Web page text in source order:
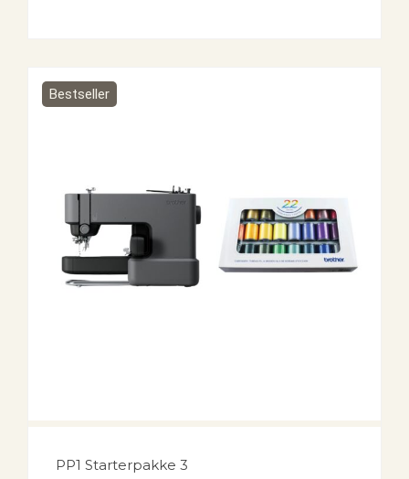
Bestseller
PP1 Starterpakke 3